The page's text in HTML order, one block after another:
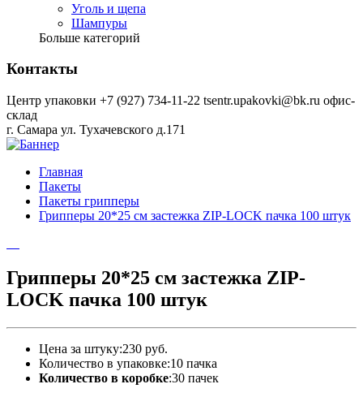
Уголь и щепа
Шампуры
Больше категорий
Контакты
Центр упаковки +7 (927) 734-11-22 tsentr.upakovki@bk.ru офис-
склад
г. Самара ул. Тухачевского д.171
Главная
Пакеты
Пакеты грипперы
Грипперы 20*25 см застежка ZIP-LOCK пачка 100 штук
Грипперы 20*25 см застежка ZIP-
LOCK пачка 100 штук
Цена за штуку:230 руб.
Количество в упаковке:10 пачка
Количество в коробке:30 пачек